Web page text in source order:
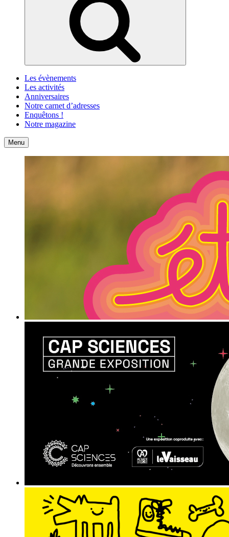
Les évènements
Les activités
Anniversaires
Notre carnet d’adresses
Enquêtons !
Notre magazine
Accueil
Menu Contact